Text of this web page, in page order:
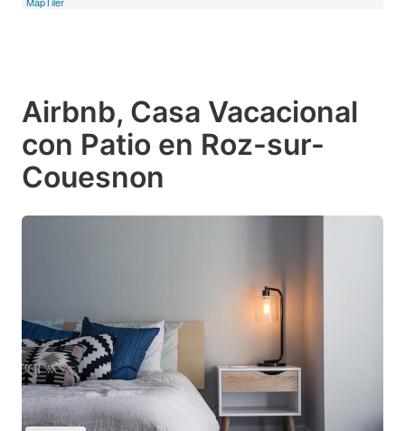
Airbnb, Casa Vacacional
con Patio en Roz-sur-
Couesnon